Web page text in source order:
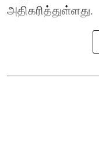
அதிகரித்துள்ளது.